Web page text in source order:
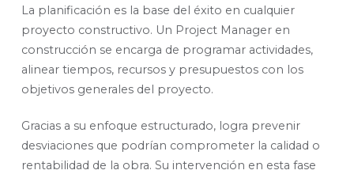
La planificación es la base del éxito en cualquier
proyecto constructivo. Un Project Manager en
construcción se encarga de programar actividades,
alinear tiempos, recursos y presupuestos con los
objetivos generales del proyecto.
Gracias a su enfoque estructurado, logra prevenir
desviaciones que podrían comprometer la calidad o
rentabilidad de la obra. Su intervención en esta fase